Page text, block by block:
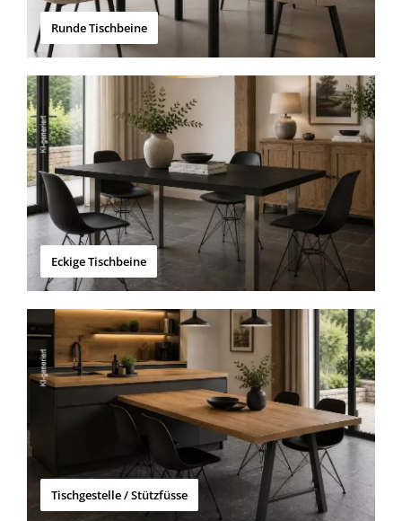
Runde Tischbeine
Eckige Tischbeine
Tischgestelle / Stützfüsse